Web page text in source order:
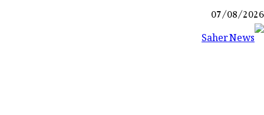
Skip
to
07/08/2026